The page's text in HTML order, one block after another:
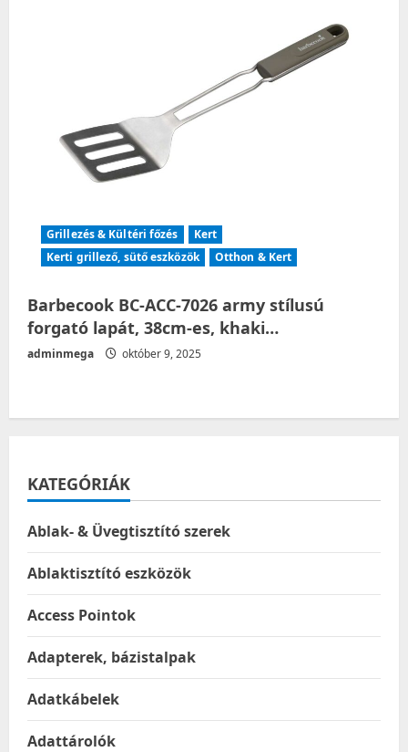
Grillezés & Kültéri főzés
Kert
Kerti grillező, sütő eszközök
Otthon & Kert
Barbecook BC-ACC-7026 army stílusú
forgató lapát, 38cm-es, khaki…
adminmega október 9, 2025
KATEGÓRIÁK
Ablak- & Üvegtisztító szerek
Ablaktisztító eszközök
Access Pointok
Adapterek, bázistalpak
Adatkábelek
Adattárolók